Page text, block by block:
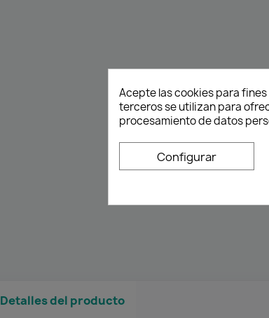
Detalles del producto
Acepte las cookies para
terceros se utilizan para
procesamiento de datos
Configurar